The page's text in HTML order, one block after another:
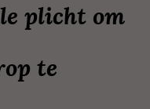
plicht om
te